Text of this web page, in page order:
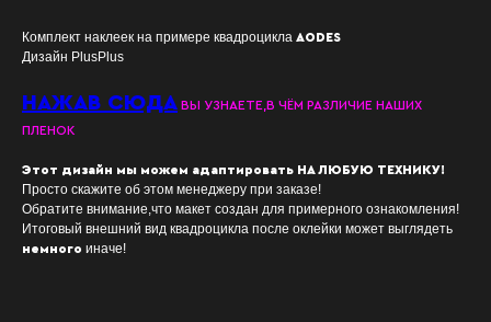
Комплект наклеек на примере квадроцикла AODES
Дизайн PlusPlus
НАЖАВ СЮДА ВЫ УЗНАЕТЕ,В ЧЁМ РАЗЛИЧИЕ НАШИХ
ПЛЕНОК
Этот дизайн мы можем адаптировать НА ЛЮБУЮ ТЕХНИКУ!
Просто скажите об этом менеджеру при заказе!
Обратите внимание,что макет создан для примерного ознакомления!
Итоговый внешний вид квадроцикла после оклейки может выглядеть
немного иначе!